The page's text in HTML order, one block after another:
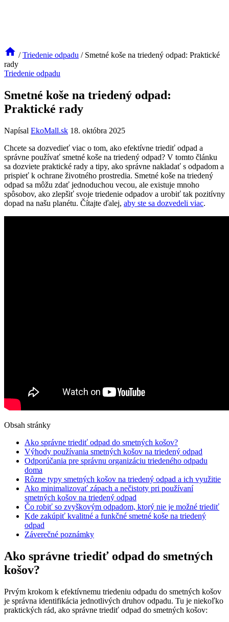
/ Triedenie odpadu / Smetné koše na triedený odpad: Praktické
rady
Triedenie odpadu
Smetné koše na triedený odpad:
Praktické rady
Napísal EkoMall.sk 18. októbra 2025
Chcete sa dozvedieť viac o tom, ako efektívne triediť odpad a
správne používať smetné koše na triedený odpad? V tomto článku
sa dozviete praktické rady a tipy, ako správne nakladať s odpadom a
prispieť k ochrane životného prostredia. Smetné koše na triedený
odpad sa môžu zdať jednoduchou vecou, ale existuje mnoho
spôsobov, ako zlepšiť svoje triedenie odpadov a urobiť tak pozitívny
dopad na našu planétu. Čítajte ďalej, aby ste sa dozvedeli viac.
Obsah stránky
Ako správne triediť odpad do smetných košov?
Výhody používania smetných košov na triedený odpad
Odporúčania pre správnu organizáciu triedeného odpadu
doma
Rôzne typy smetných košov na triedený odpad a ich využitie
Ako minimalizovať zápach a nečistoty pri používaní
smetných košov na triedený odpad
Čo robiť so zvyškovým odpadom, ktorý nie je možné triediť
Kde zakúpiť kvalitné a funkčné smetné koše na triedený
odpad
Záverečné poznámky
Ako správne triediť odpad do smetných
košov?
Prvým krokom k efektívnemu triedeniu odpadu do smetných košov
je správna identifikácia jednotlivých druhov odpadu. Tu je niekoľko
praktických rád, ako správne triediť odpad do smetných košov: